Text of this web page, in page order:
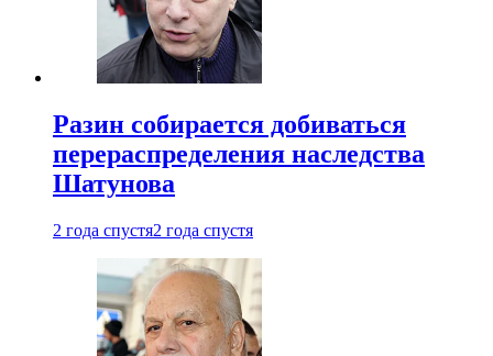
Разин собирается добиваться
перераспределения наследства
Шатунова
2 года спустя2 года спустя